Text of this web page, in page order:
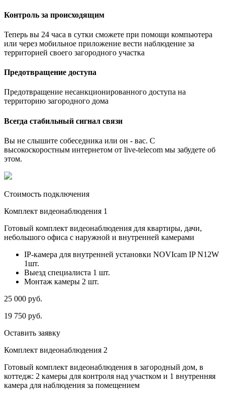
Контроль за происходящим
Теперь вы 24 часа в сутки сможете при помощи компьютера
или через мобильное приложение вести наблюдение за
территорией своего загородного участка
Предотвращение доступа
Предотвращение несанкционированного доступа на
территорию загородного дома
Всегда стабильный сигнал связи
Вы не слышите собеседника или он - вас. С
высокоскоростным интернетом от live-telecom мы забудете об
этом.
Стоимость подключения
Комплект видеонаблюдения 1
Готовый комплект видеонаблюдения для квартиры, дачи,
небольшого офиса с наружной и внутренней камерами
IP-камера для внутренней установки NOVIcam IP N12W
1шт.
Выезд специалиста 1 шт.
Монтаж камеры 2 шт.
25 000 руб.
19 750 руб.
Оставить заявку
Комплект видеонаблюдения 2
Готовый комплект видеонаблюдения в загородный дом, в
коттедж: 2 камеры для контроля над участком и 1 внутренняя
камера для наблюдения за помещением